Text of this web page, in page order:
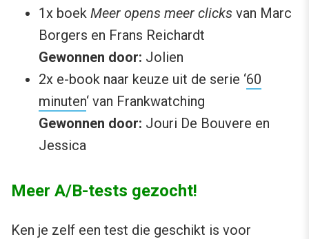
1x boek Meer opens meer clicks van Marc
Borgers en Frans Reichardt
Gewonnen door: Jolien
2x e-book naar keuze uit de serie ‘60
minuten‘ van Frankwatching
Gewonnen door: Jouri De Bouvere en
Jessica
Meer A/B-tests gezocht!
Ken je zelf een test die geschikt is voor